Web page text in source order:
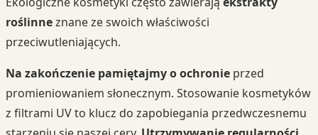
roślinneznane ze swoich właściwości
przeciwutleniających.
Na zakończenie pamiętajmy o ochronie przed
promieniowaniem słonecznym. Stosowanie kosmetyków
z filtrami UV to klucz do zapobiegania przedwczesnemu